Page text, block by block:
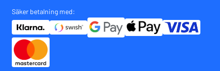
Säker betalning med: